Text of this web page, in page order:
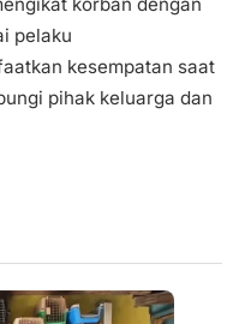
pelaku
kesempatan saat
pihak keluarga dan